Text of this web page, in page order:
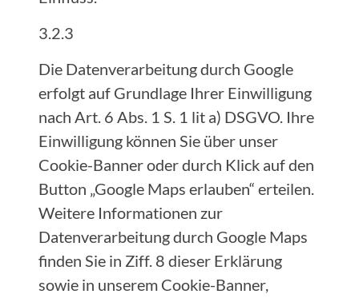
3.2.3
Die Datenverarbeitung durch Google
erfolgt auf Grundlage Ihrer Einwilligung
nach Art. 6 Abs. 1 S. 1 lit a) DSGVO. Ihre
Einwilligung können Sie über unser
Cookie-Banner oder durch Klick auf den
Button „Google Maps erlauben“ erteilen.
Weitere Informationen zur
Datenverarbeitung durch Google Maps
finden Sie in Ziff. 8 dieser Erklärung
sowie in unserem Cookie-Banner,